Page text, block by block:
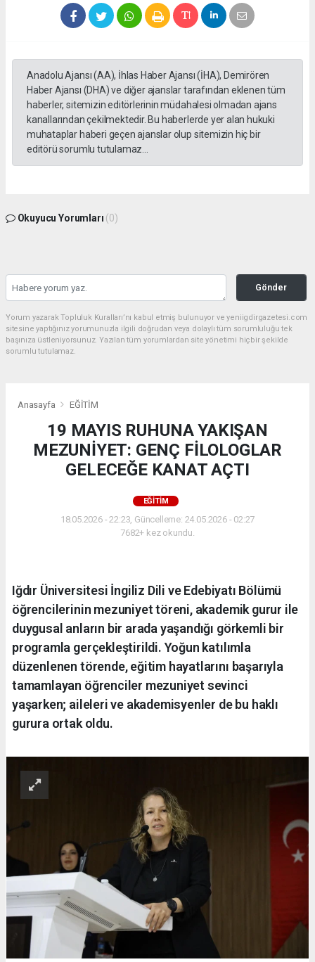
Anadolu Ajansı (AA), İhlas Haber Ajansı (İHA), Demirören
Haber Ajansı (DHA) ve diğer ajanslar tarafından eklenen tüm
haberler, sitemizin editörlerinin müdahalesi olmadan ajans
kanallarından çekilmektedir. Bu haberlerde yer alan hukuki
muhataplar haberi geçen ajanslar olup sitemizin hiç bir
editörü sorumlu tutulamaz...
Okuyucu Yorumları (0)
Gönder
Yorum yazarak Topluluk Kuralları’nı kabul etmiş bulunuyor ve yeniigdirgazetesi.com
sitesine yaptığınız yorumunuzla ilgili doğrudan veya dolaylı tüm sorumluluğu tek
başınıza üstleniyorsunuz. Yazılan tüm yorumlardan site yönetimi hiçbir şekilde
sorumlu tutulamaz.
Anasayfa EĞİTİM
19 MAYIS RUHUNA YAKIŞAN
MEZUNİYET: GENÇ FİLOLOGLAR
GELECEĞE KANAT AÇTI
EĞİTİM
18.05.2026 - 22:23, Güncelleme: 24.05.2026 - 02:27
7682+ kez okundu.
Iğdır Üniversitesi İngiliz Dili ve Edebiyatı Bölümü
öğrencilerinin mezuniyet töreni, akademik gurur ile
duygusal anların bir arada yaşandığı görkemli bir
programla gerçekleştirildi. Yoğun katılımla
düzenlenen törende, eğitim hayatlarını başarıyla
tamamlayan öğrenciler mezuniyet sevinci
yaşarken; aileleri ve akademisyenler de bu haklı
gurura ortak oldu.